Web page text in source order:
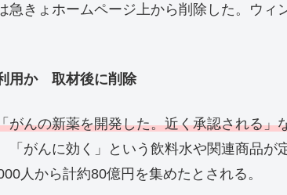
急きょホームページ上から削除した。ウ
用か 取材後に削除
がんの新薬を開発した。近く承認される」
「がんに効く」という飲料水や関連商品が
人から計約80億円を集めたとされる。